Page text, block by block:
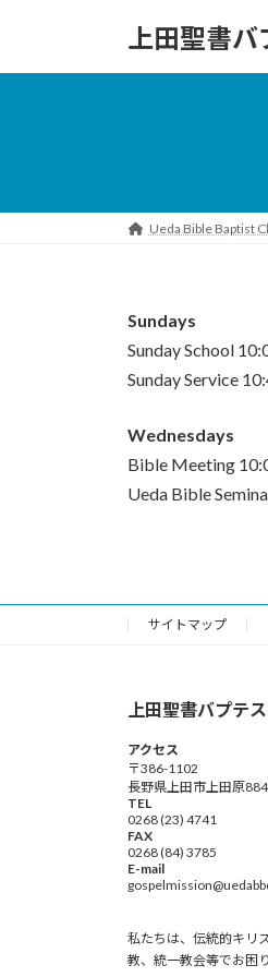
content
Navigation
上田聖書
Ueda Bible Baptist
Sundays
Sunday School
Sunday Service
Wednesdays
Bible Meeting
Ueda Bible
サイトマップ
上田聖書バプテ
アクセス
〒386-1102
長野県上田市上田原
TEL
0268 (23) 4741
FAX
0268 (84) 3785
E-mail
私たちは、伝統的キリ
教、統一教会等でお困